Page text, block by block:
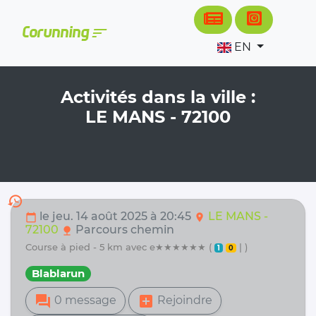
Corunningsort
EN
Activités dans la ville :
LE MANS - 72100
history
calendar_today le jeu. 14 août 2025 à 20:45 location_on LE MANS -
72100 nature Parcours chemin
course à pied - 5 km avec e★★★★★★ ( 1 0 | )
Blablarun
forum 0 message add_box Rejoindre